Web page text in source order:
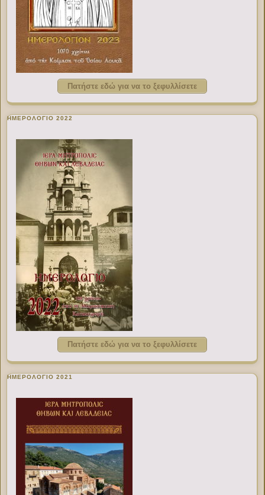
Πατήστε εδώ για να το ξεφυλλίσετε
ΗΜΕΡΟΛΟΓΙΟ 2022
Πατήστε εδώ για να το ξεφυλλίσετε
ΗΜΕΡΟΛΟΓΙΟ 2021